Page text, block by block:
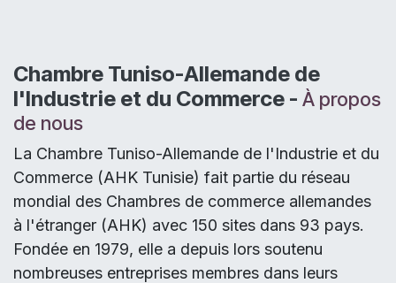
Chambre Tuniso-Allemande de
l'Industrie et du Commerce - À propos
de nous
La Chambre Tuniso-Allemande de l'Industrie et du
Commerce (AHK Tunisie) fait partie du réseau
mondial des Chambres de commerce allemandes
à l'étranger (AHK) avec 150 sites dans 93 pays.
Fondée en 1979, elle a depuis lors soutenu
nombreuses entreprises membres dans leurs